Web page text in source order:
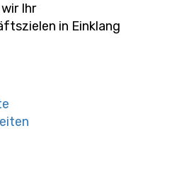
Ihr
in Einklang